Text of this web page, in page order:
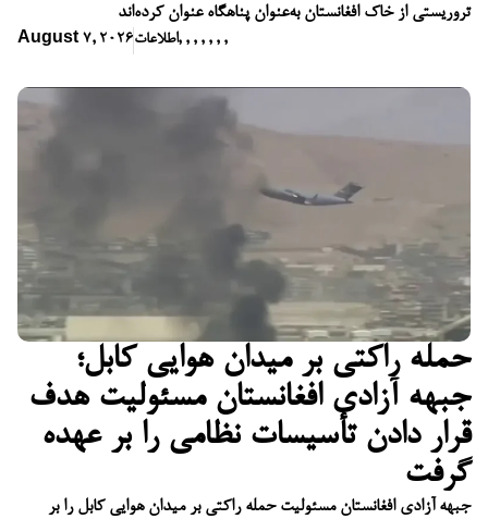
تروریستی از خاک افغانستان به‌عنوان پناهگاه عنوان کرده‌اند
August 7, 2026اطلاعات, , , , , , ,
حمله راکتی بر میدان هوایی کابل؛
جبهه آزادی افغانستان مسئولیت هدف
قرار دادن تأسیسات نظامی را بر عهده
گرفت
جبهه آزادی افغانستان مسئولیت حمله راکتی بر میدان هوایی کابل را بر